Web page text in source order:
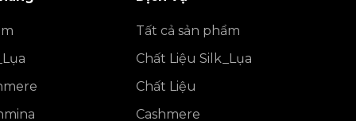
Tất cả sản phẩm
Chất Liệu Silk_Lụa
Chất Liệu
Cashmere